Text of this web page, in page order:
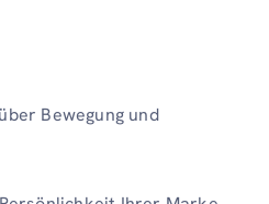
Bewegung und